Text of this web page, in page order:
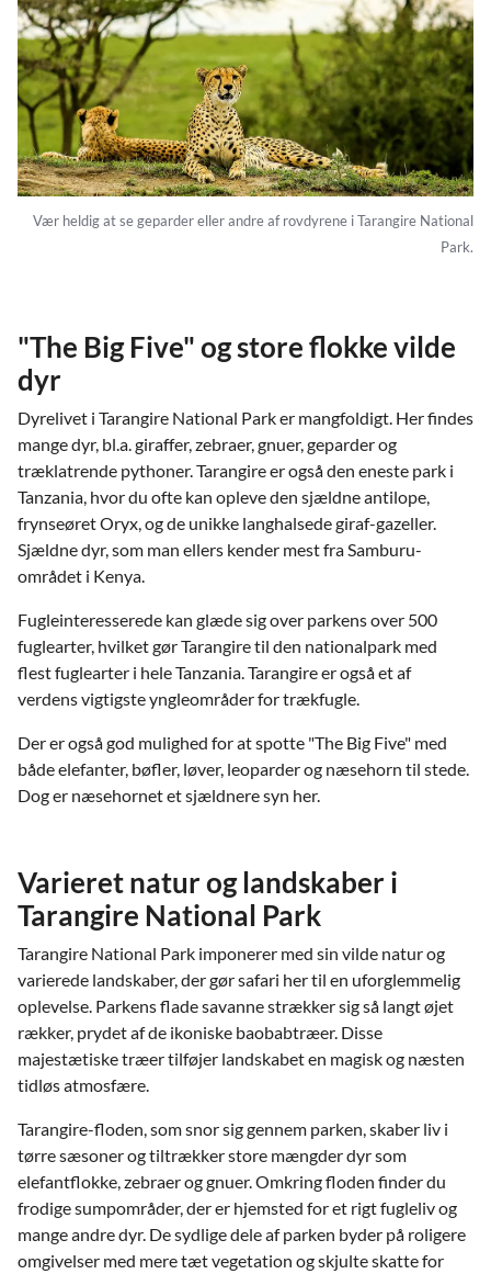
Vær heldig at se geparder eller andre af rovdyrene i Tarangire National
Park.
"The Big Five" og store flokke vilde
dyr
Dyrelivet i Tarangire National Park er mangfoldigt. Her findes
mange dyr, bl.a. giraffer, zebraer, gnuer, geparder og
træklatrende pythoner. Tarangire er også den eneste park i
Tanzania, hvor du ofte kan opleve den sjældne antilope,
frynseøret Oryx, og de unikke langhalsede giraf-gazeller.
Sjældne dyr, som man ellers kender mest fra Samburu-
området i Kenya.
Fugleinteresserede kan glæde sig over parkens over 500
fuglearter, hvilket gør Tarangire til den nationalpark med
flest fuglearter i hele Tanzania. Tarangire er også et af
verdens vigtigste yngleområder for trækfugle.
Der er også god mulighed for at spotte "The Big Five" med
både elefanter, bøfler, løver, leoparder og næsehorn til stede.
Dog er næsehornet et sjældnere syn her.
Varieret natur og landskaber i
Tarangire National Park
Tarangire National Park imponerer med sin vilde natur og
varierede landskaber, der gør safari her til en uforglemmelig
oplevelse. Parkens flade savanne strækker sig så langt øjet
rækker, prydet af de ikoniske baobabtræer. Disse
majestætiske træer tilføjer landskabet en magisk og næsten
tidløs atmosfære.
Tarangire-floden, som snor sig gennem parken, skaber liv i
tørre sæsoner og tiltrækker store mængder dyr som
elefantflokke, zebraer og gnuer. Omkring floden finder du
frodige sumpområder, der er hjemsted for et rigt fugleliv og
mange andre dyr. De sydlige dele af parken byder på roligere
omgivelser med mere tæt vegetation og skjulte skatte for